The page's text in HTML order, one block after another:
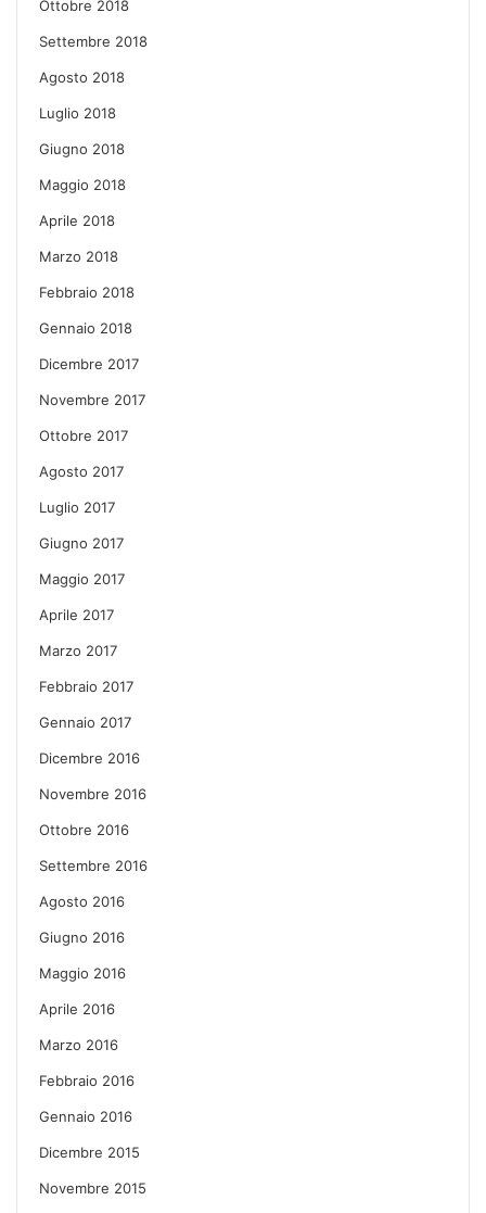
Ottobre 2018
Settembre 2018
Agosto 2018
Luglio 2018
Giugno 2018
Maggio 2018
Aprile 2018
Marzo 2018
Febbraio 2018
Gennaio 2018
Dicembre 2017
Novembre 2017
Ottobre 2017
Agosto 2017
Luglio 2017
Giugno 2017
Maggio 2017
Aprile 2017
Marzo 2017
Febbraio 2017
Gennaio 2017
Dicembre 2016
Novembre 2016
Ottobre 2016
Settembre 2016
Agosto 2016
Giugno 2016
Maggio 2016
Aprile 2016
Marzo 2016
Febbraio 2016
Gennaio 2016
Dicembre 2015
Novembre 2015